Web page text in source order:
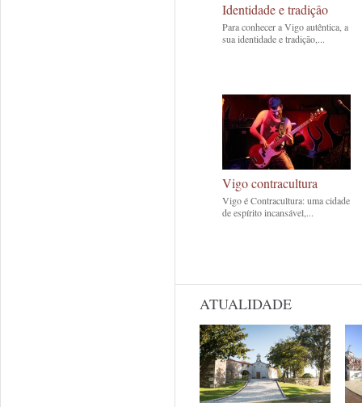
Identidade e tradiçâo
Para conhecer a Vigo autêntica, a
sua identidade e tradição,...
Vigo contracultura
Vigo é Contracultura: uma cidade
de espírito incansável,...
ATUALIDADE